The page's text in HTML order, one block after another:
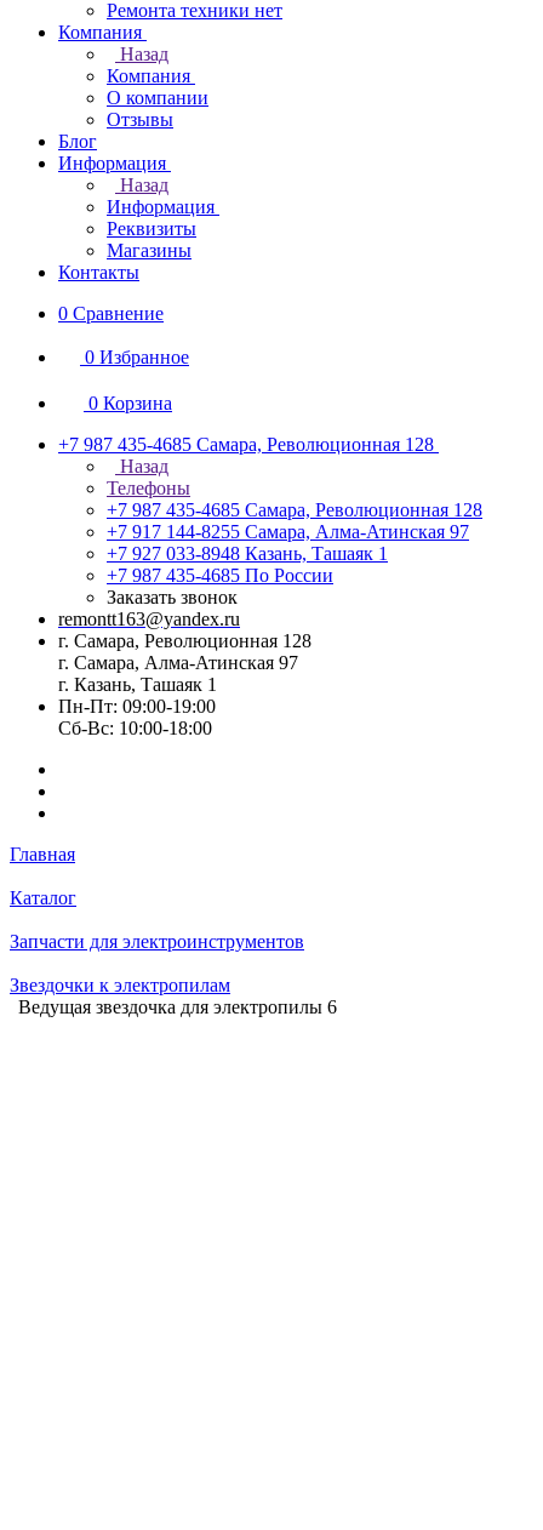
Ремонта техники нет
Компания
Назад
Компания
О компании
Отзывы
Блог
Информация
Назад
Информация
Реквизиты
Магазины
Контакты
0 Сравнение
0 Избранное
0 Корзина
+7 987 435-4685 Самара, Революционная 128
Назад
Телефоны
+7 987 435-4685 Самара, Революционная 128
+7 917 144-8255 Самара, Алма-Атинская 97
+7 927 033-8948 Казань, Ташаяк 1
+7 987 435-4685 По России
Заказать звонок
remontt163@yandex.ru
г. Самара, Революционная 128
г. Самара, Алма-Атинская 97
г. Казань, Ташаяк 1
Пн-Пт: 09:00-19:00
Сб-Вс: 10:00-18:00
Главная
Каталог
Запчасти для электроинструментов
Звездочки к электропилам
Ведущая звездочка для электропилы 6